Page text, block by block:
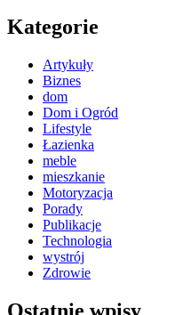
Kategorie
Artykuły
Biznes
dom
Dom i Ogród
Lifestyle
Łazienka
meble
mieszkanie
Motoryzacja
Porady
Publikacje
Technologia
wystrój
Zdrowie